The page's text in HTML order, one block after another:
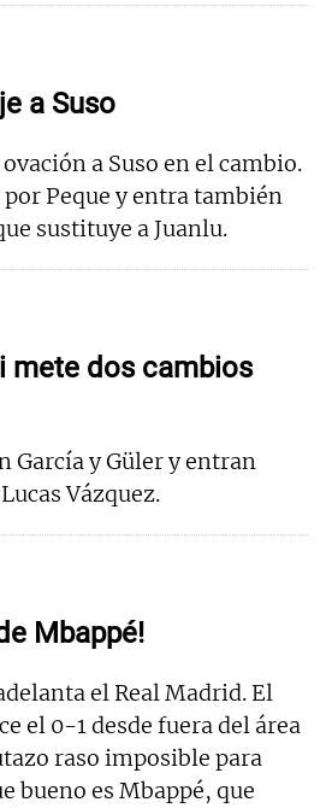
a Suso
a Suso en el cambio.
por Peque y entra también
sustituye a Juanlu.
mete dos cambios
García y Güler y entran
Vázquez.
Mbappé!
el Real Madrid. El
el 0-1 desde fuera del área
raso imposible para
bueno es Mbappé, que